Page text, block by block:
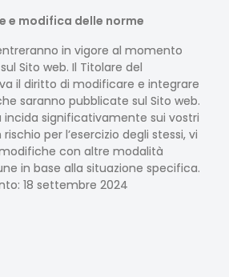
e modifica delle norme
in vigore al momento
Sito web. Il Titolare del
il diritto di modificare e integrare
saranno pubblicate sul Sito web.
significativamente sui vostri
per l’esercizio degli stessi, vi
con altre modalità
in base alla situazione specifica.
18 settembre 2024